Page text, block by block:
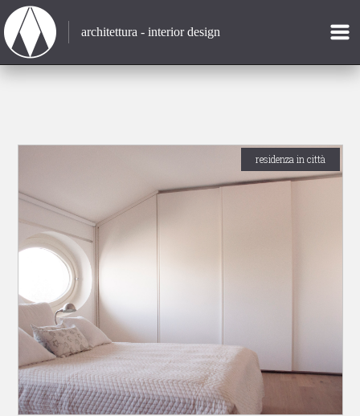
architettura - interior design
residenza in città